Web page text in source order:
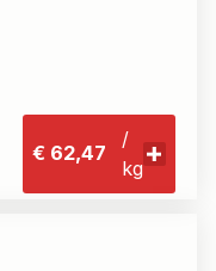
€ 62,47
/
kg